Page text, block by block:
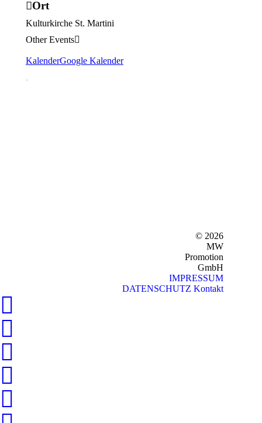
Ort
Kulturkirche St. Martini
Other Events
KalenderGoogle Kalender
© 2026
MW
Promotion
GmbH
IMPRESSUM
DATENSCHUTZ Kontakt